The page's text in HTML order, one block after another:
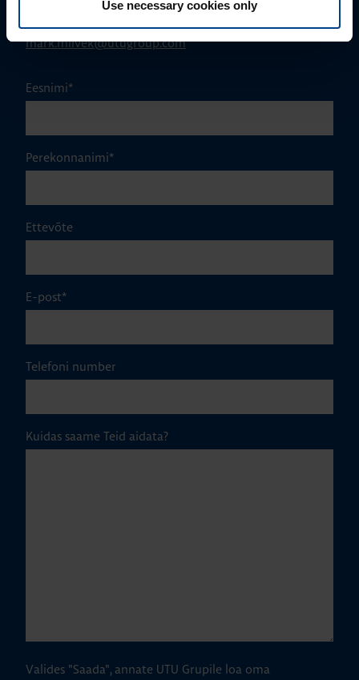
Use necessary cookies only
+372 56560000
mark.milvek@utugroup.com
Eesnimi*
Perekonnanimi*
Ettevõte
E-post*
Telefoni number
Kuidas saame Teid aidata?
Valides "Saada", annate UTU Grupile loa oma